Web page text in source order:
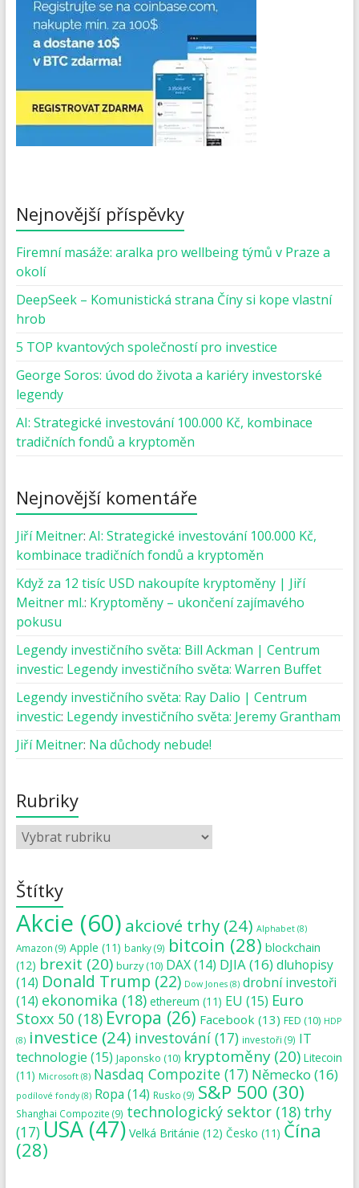
Nejnovější příspěvky
Firemní masáže: aralka pro wellbeing týmů v Praze a
okolí
DeepSeek – Komunistická strana Číny si kope vlastní
hrob
5 TOP kvantových společností pro investice
George Soros: úvod do života a kariéry investorské
legendy
AI: Strategické investování 100.000 Kč, kombinace
tradičních fondů a kryptoměn
Nejnovější komentáře
Jiří Meitner: AI: Strategické investování 100.000 Kč,
kombinace tradičních fondů a kryptoměn
Když za 12 tisíc USD nakoupíte kryptoměny | Jiří
Meitner ml.: Kryptoměny – ukončení zajímavého
pokusu
Legendy investičního světa: Bill Ackman | Centrum
investic: Legendy investičního světa: Warren Buffet
Legendy investičního světa: Ray Dalio | Centrum
investic: Legendy investičního světa: Jeremy Grantham
Jiří Meitner: Na důchody nebude!
Rubriky
Štítky
Akcie (60) akciové trhy(24) Alphabet(8)
Amazon (9) Apple (11) banky(9) bitcoin (28) blockchain
(12) brexit (20) burzy(10) DAX(14) DJIA(16)dluhopisy
(14) Donald Trump (22) Dow Jones(8) drobní investoři
(14) ekonomika (18) ethereum (11) EU (15) Euro
Stoxx 50(18) Evropa (26) Facebook (13) FED (10) HDP
(8) investice (24) investování(17) investoři (9) IT
technologie (15) Japonsko (10) kryptoměny(20) Litecoin
(11) Microsoft(8) Nasdaq Compozite(17) Německo (16)
podílové fondy(8) Ropa (14) Rusko (9) S&P 500 (30)
Shanghai Compozite (9) technologický sektor(18) trhy
(17)USA(47) Velká Británie (12) Česko (11) Čína
(28)